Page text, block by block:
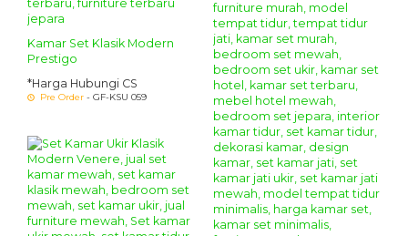
Kamar Set Klasik Modern
Prestigo
*Harga Hubungi CS
Pre Order - GF-KSU 059